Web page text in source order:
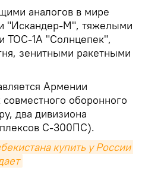
аналогов в мире
"Искандер-М", тяжелыми
ТОС-1А "Солнцепек",
зенитными ракетными
Армении
оборонного
два дивизиона
С-300ПС).
купить у России